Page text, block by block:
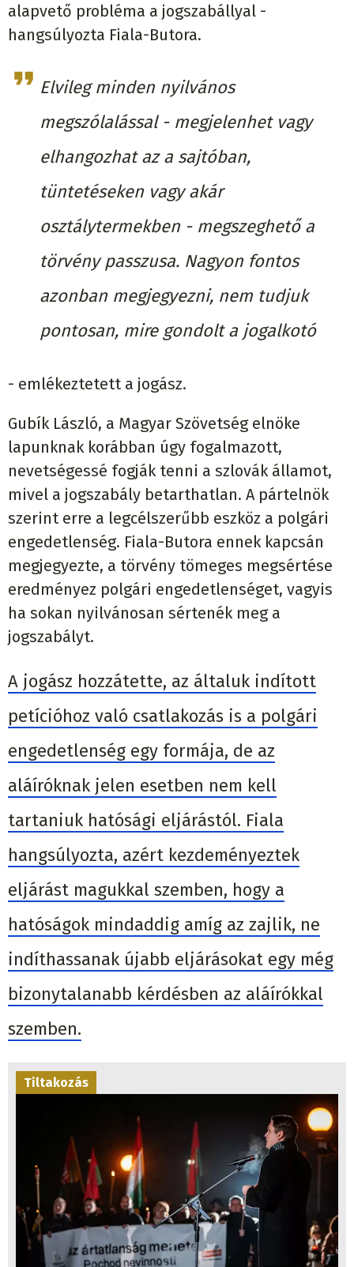
alapvető probléma a jogszabállyal -
hangsúlyozta Fiala-Butora.
Elvileg minden nyilvános
megszólalással - megjelenhet vagy
elhangozhat az a sajtóban,
tüntetéseken vagy akár
osztálytermekben - megszeghető a
törvény passzusa. Nagyon fontos
azonban megjegyezni, nem tudjuk
pontosan, mire gondolt a jogalkotó
- emlékeztetett a jogász.
Gubík László, a Magyar Szövetség elnöke
lapunknak korábban úgy fogalmazott,
nevetségessé fogják tenni a szlovák államot,
mivel a jogszabály betarthatlan. A pártelnök
szerint erre a legcélszerűbb eszköz a polgári
engedetlenség. Fiala-Butora ennek kapcsán
megjegyezte, a törvény tömeges megsértése
eredményez polgári engedetlenséget, vagyis
ha sokan nyilvánosan sértenék meg a
jogszabályt.
A jogász hozzátette, az általuk indított
petícióhoz való csatlakozás is a polgári
engedetlenség egy formája, de az
aláíróknak jelen esetben nem kell
tartaniuk hatósági eljárástól. Fiala
hangsúlyozta, azért kezdeményeztek
eljárást magukkal szemben, hogy a
hatóságok mindaddig amíg az zajlik, ne
indíthassanak újabb eljárásokat egy még
bizonytalanabb kérdésben az aláírókkal
szemben.
Tiltakozás